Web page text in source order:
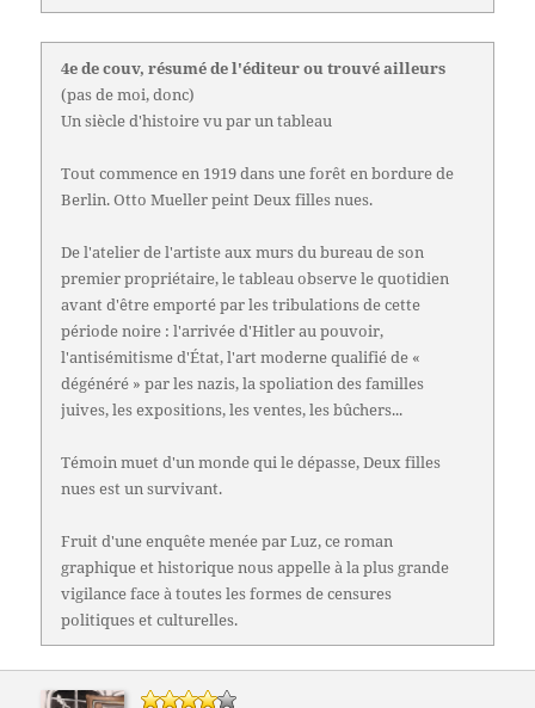
4e de couv, résumé de l'éditeur ou trouvé ailleurs
(pas de moi, donc)
Un siècle d'histoire vu par un tableau
Tout commence en 1919 dans une forêt en bordure de
Berlin. Otto Mueller peint Deux filles nues.
De l'atelier de l'artiste aux murs du bureau de son
premier propriétaire, le tableau observe le quotidien
avant d'être emporté par les tribulations de cette
période noire : l'arrivée d'Hitler au pouvoir,
l'antisémitisme d'État, l'art moderne qualifié de «
dégénéré » par les nazis, la spoliation des familles
juives, les expositions, les ventes, les bûchers...
Témoin muet d'un monde qui le dépasse, Deux filles
nues est un survivant.
Fruit d'une enquête menée par Luz, ce roman
graphique et historique nous appelle à la plus grande
vigilance face à toutes les formes de censures
politiques et culturelles.